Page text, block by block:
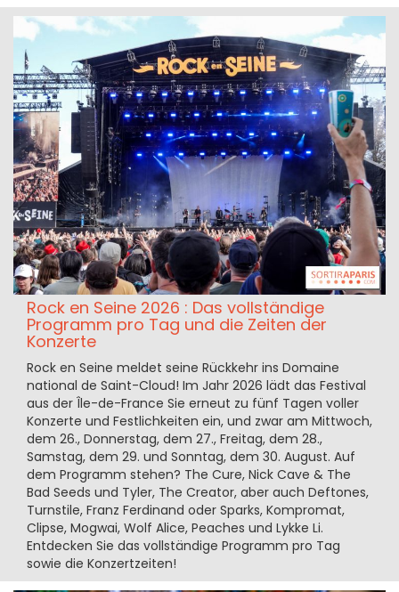
Rock en Seine 2026 : Das vollständige
Programm pro Tag und die Zeiten der
Konzerte
Rock en Seine meldet seine Rückkehr ins Domaine
national de Saint-Cloud! Im Jahr 2026 lädt das Festival
aus der Île-de-France Sie erneut zu fünf Tagen voller
Konzerte und Festlichkeiten ein, und zwar am Mittwoch,
dem 26., Donnerstag, dem 27., Freitag, dem 28.,
Samstag, dem 29. und Sonntag, dem 30. August. Auf
dem Programm stehen? The Cure, Nick Cave & The
Bad Seeds und Tyler, The Creator, aber auch Deftones,
Turnstile, Franz Ferdinand oder Sparks, Kompromat,
Clipse, Mogwai, Wolf Alice, Peaches und Lykke Li.
Entdecken Sie das vollständige Programm pro Tag
sowie die Konzertzeiten!